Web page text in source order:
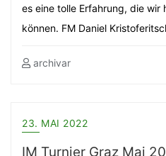
es eine tolle Erfahrung, die
können. FM Daniel
archivar
23. MAI 2022
IM Turnier Graz Mai